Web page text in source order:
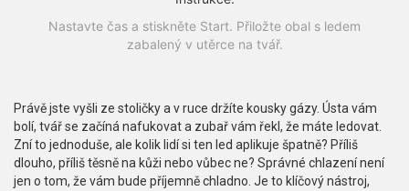
Nastavte čas a stiskněte Start. Přiložte obal s ledem
zabalený v utěrce na tvář.
Právě jste vyšli ze stoličky a v ruce držíte kousky gázy. Ústa vám
bolí, tvář se začíná nafukovat a zubař vám řekl, že máte ledovat.
Zní to jednoduše, ale kolik lidí si ten led aplikuje špatně? Příliš
dlouho, příliš těsně na kůži nebo vůbec ne? Správné chlazení není
jen o tom, že vám bude příjemně chladno. Je to klíčový nástroj,